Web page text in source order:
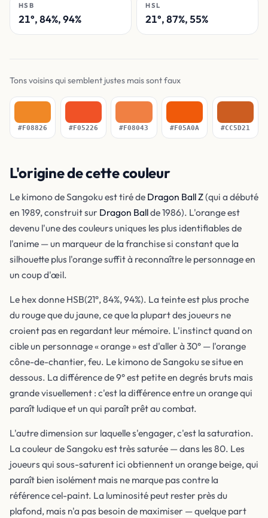
HSB
21°, 84%, 94%
HSL
21°, 87%, 55%
Tons voisins qui semblent justes mais sont faux
#F08826 #F05226 #F08043 #F05A0A #CC5D21
L'origine de cette couleur
Le kimono de Sangoku est tiré de Dragon Ball Z(qui a débuté
en 1989, construit sur Dragon Ballde 1986). L'orange est
devenu l'une des couleurs uniques les plus identifiables de
l'anime — un marqueur de la franchise si constant que la
silhouette plus l'orange suffit à reconnaître le personnage en
un coup d'œil.
Le hex donne HSB(21°, 84%, 94%). La teinte est plus proche
du rouge que du jaune, ce que la plupart des joueurs ne
croient pas en regardant leur mémoire. L'instinct quand on
cible un personnage « orange » est d'aller à 30° — l'orange
cône-de-chantier, feu. Le kimono de Sangoku se situe en
dessous. La différence de 9° est petite en degrés bruts mais
grande visuellement : c'est la différence entre un orange qui
paraît ludique et un qui paraît prêt au combat.
L'autre dimension sur laquelle s'engager, c'est la saturation.
La couleur de Sangoku est très saturée — dans les 80. Les
joueurs qui sous-saturent ici obtiennent un orange beige, qui
paraît bien isolément mais ne marque pas contre la
référence cel-paint. La luminosité peut rester près du
plafond, mais n'a pas besoin de maximiser — quelque part